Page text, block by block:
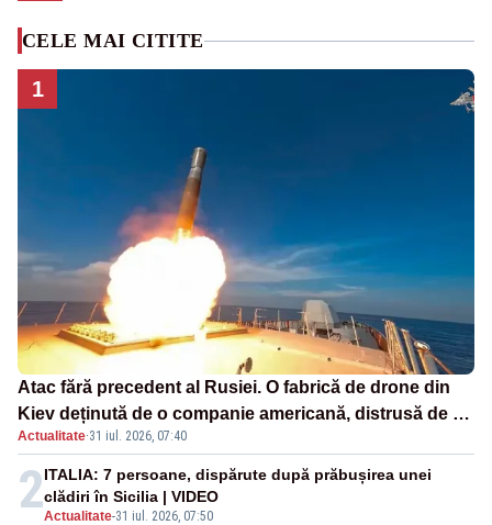
CELE MAI CITITE
1
Atac fără precedent al Rusiei. O fabrică de drone din
Kiev deținută de o companie americană, distrusă de o
rachetă rusească
Actualitate·31 iul. 2026, 07:40
2Actualitate-31 iul. 2026, 07:50
ITALIA: 7 persoane, dispărute după prăbușirea unei
clădiri în Sicilia | VIDEO